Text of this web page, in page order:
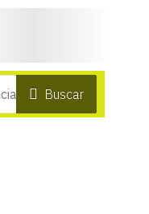
Buscar